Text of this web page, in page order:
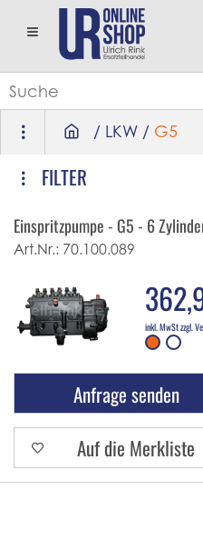
/ LKW / G5
FILTER
Einspritzpumpe - G5 - 6
Art.Nr.: 70.100.089
inkl. MwSt zzgl.
Anfrage senden
Auf die Merkliste